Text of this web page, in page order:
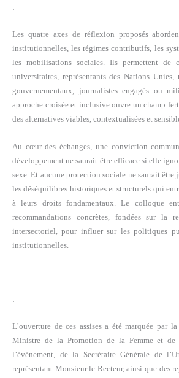
.
Les quatre axes de réflexion proposés
institutionnelles, les régimes contributifs, les
les mobilisations sociales. Ils permettent de
universitaires, représentants des Nations Unies,
gouvernementaux, journalistes engagés ou
approche croisée et inclusive ouvre un champ
des alternatives viables, contextualisées et
Au cœur des échanges, une conviction
développement ne saurait être efficace si elle
sexe. Et aucune protection sociale ne saurait être
les déséquilibres historiques et structurels qui
à leurs droits fondamentaux. Le colloque
recommandations concrètes, fondées sur la
intersectoriel, pour influer sur les politiques
institutionnelles.
.
L’ouverture de ces assises a été marquée par
Ministre de la Promotion de la Femme et de
l’événement, de la Secrétaire Générale de
représentant Monsieur le Recteur, ainsi que des